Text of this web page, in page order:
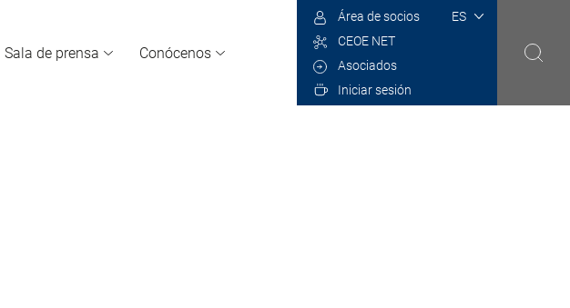
Sala de prensa Conócenos
Select
Área de socios
CEOE NET
Asociados
Iniciar sesión